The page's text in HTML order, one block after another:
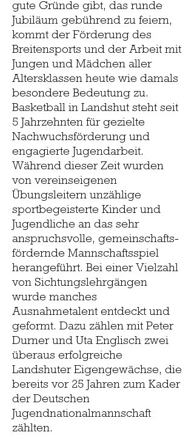
gute Gründe gibt, das runde
Jubiläum gebührend zu feiern,
kommt der Förderung des
Breitensports und der Arbeit mit
Jungen und Mädchen aller
Altersklassen heute wie damals
besondere Bedeutung zu.
Basketball in Landshut steht seit
5 Jahrzehnten für gezielte
Nachwuchsförderung und
engagierte Jugendarbeit.
Während dieser Zeit wurden
von vereinseigenen
Übungsleitern unzählige
sportbegeisterte Kinder und
Jugendliche an das sehr
anspruchsvolle, gemeinschafts-
fördernde Mannschaftsspiel
herangeführt. Bei einer Vielzahl
von Sichtungslehrgängen
wurde manches
Ausnahmetalent entdeckt und
geformt. Dazu zählen mit Peter
Durner und Uta Englisch zwei
überaus erfolgreiche
Landshuter Eigengewächse, die
bereits vor 25 Jahren zum Kader
der Deutschen
Jugendnationalmannschaft
zählten.